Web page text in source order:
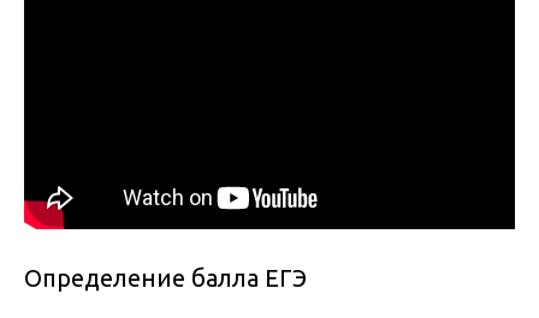
Определение балла ЕГЭ